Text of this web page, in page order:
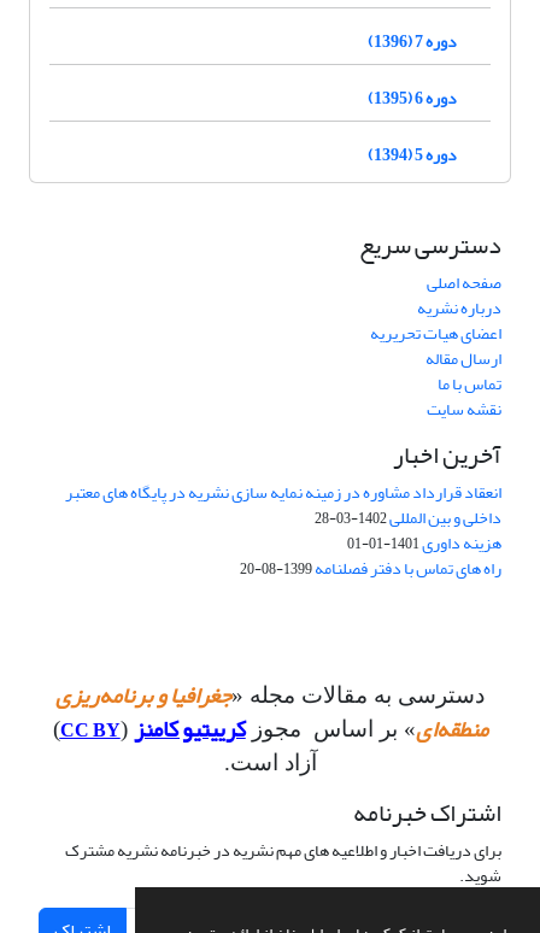
دوره 7 (1396)
دوره 6 (1395)
دوره 5 (1394)
دسترسی سریع
صفحه اصلی
درباره نشریه
اعضای هیات تحریریه
ارسال مقاله
تماس با ما
نقشه سایت
آخرین اخبار
انعقاد قرارداد مشاوره در زمینه نمایه سازی نشریه در پایگاه های معتبر
داخلی و بین المللی1402-03-28
هزینه داوری1401-01-01
راه های تماس با دفتر فصلنامه1399-08-20
دسترسی به مقالات مجله «جغرافیا و برنامه‌ریزی
منطقه‌ای» بر اساس مجوزکرییتیو کامنز (
CC BY
)
آزاد است.
اشتراک خبرنامه
برای دریافت اخبار و اطلاعیه های مهم نشریه در خبرنامه نشریه مشترک
شوید.